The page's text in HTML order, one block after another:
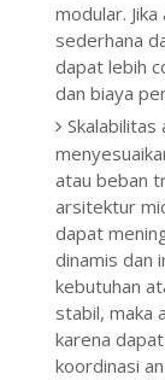
modular.
sederhana
dapat lebih
dan biaya
Skalabilitas
atau beban
arsitektur
dapat
dinamis dan
kebutuhan
stabil, maka
karena
koordinasi